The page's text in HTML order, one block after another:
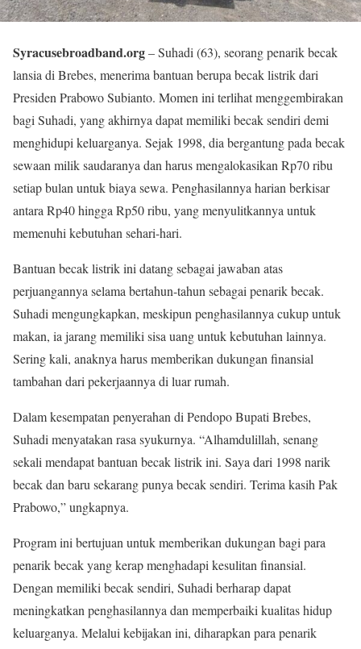
Syracusebroadband.org– Suhadi (63), seorang penarik becak
lansia di Brebes, menerima bantuan berupa becak listrik dari
Presiden Prabowo Subianto. Momen ini terlihat menggembirakan
bagi Suhadi, yang akhirnya dapat memiliki becak sendiri demi
menghidupi keluarganya. Sejak 1998, dia bergantung pada becak
sewaan milik saudaranya dan harus mengalokasikan Rp70 ribu
setiap bulan untuk biaya sewa. Penghasilannya harian berkisar
antara Rp40 hingga Rp50 ribu, yang menyulitkannya untuk
memenuhi kebutuhan sehari-hari.
Bantuan becak listrik ini datang sebagai jawaban atas
perjuangannya selama bertahun-tahun sebagai penarik becak.
Suhadi mengungkapkan, meskipun penghasilannya cukup untuk
makan, ia jarang memiliki sisa uang untuk kebutuhan lainnya.
Sering kali, anaknya harus memberikan dukungan finansial
tambahan dari pekerjaannya di luar rumah.
Dalam kesempatan penyerahan di Pendopo Bupati Brebes,
Suhadi menyatakan rasa syukurnya. “Alhamdulillah, senang
sekali mendapat bantuan becak listrik ini. Saya dari 1998 narik
becak dan baru sekarang punya becak sendiri. Terima kasih Pak
Prabowo,” ungkapnya.
Program ini bertujuan untuk memberikan dukungan bagi para
penarik becak yang kerap menghadapi kesulitan finansial.
Dengan memiliki becak sendiri, Suhadi berharap dapat
meningkatkan penghasilannya dan memperbaiki kualitas hidup
keluarganya. Melalui kebijakan ini, diharapkan para penarik